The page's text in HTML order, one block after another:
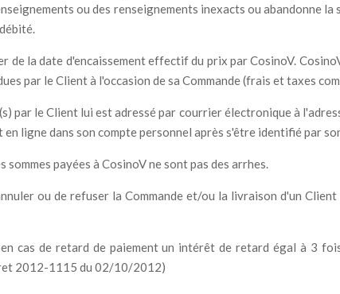
ou des renseignements inexacts ou abandonne la
de la date d'encaissement effectif du prix par CosinoV.
par le Client à l'occasion de sa Commande (frais et taxes
par le Client lui est adressé par courrier électronique à
ligne dans son compte personnel après s'être identifié par
payées à CosinoV ne sont pas des arrhes.
ou de refuser la Commande et/ou la livraison d'un
cas de retard de paiement un intérêt de retard égal à 3
2012-1115 du 02/10/2012)